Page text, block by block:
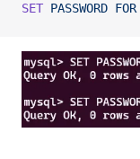
SET PASSWORD FOR